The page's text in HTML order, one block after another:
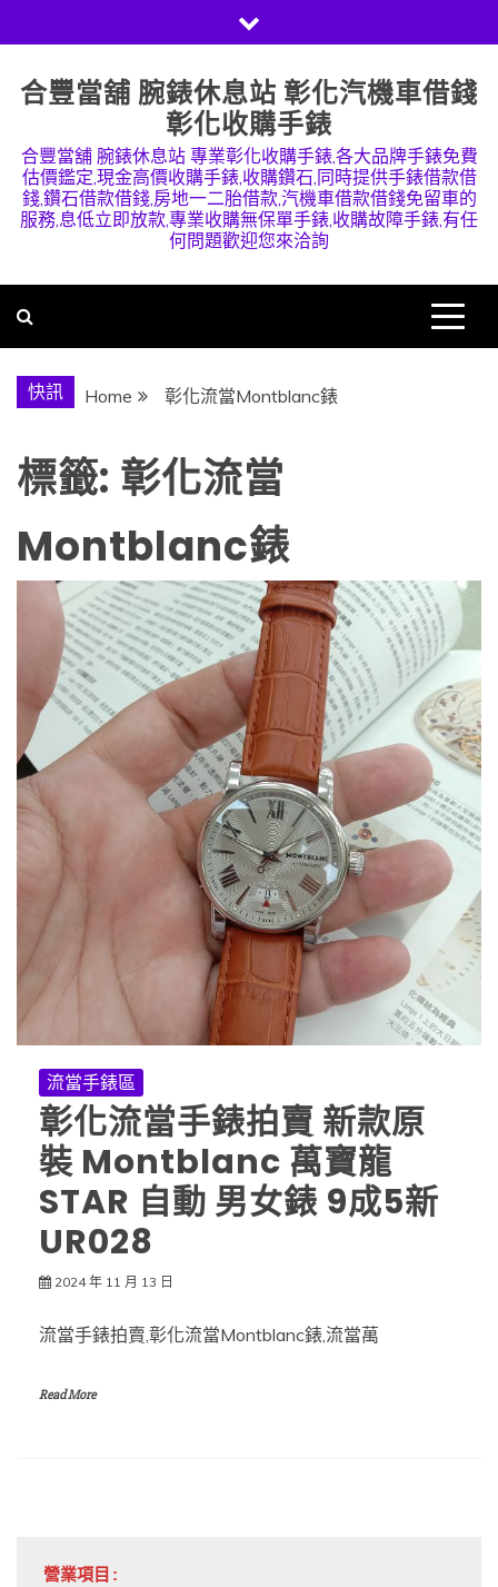
to
content
合豐當舖 腕錶休息站 彰化汽機車借錢
彰化收購手錶
合豐當舖 腕錶休息站 專業彰化收購手錶,各大品牌手錶免費
估價鑑定,現金高價收購手錶,收購鑽石,同時提供手錶借款借
錢,鑽石借款借錢,房地一二胎借款,汽機車借款借錢免留車的
服務,息低立即放款,專業收購無保單手錶,收購故障手錶,有任
何問題歡迎您來洽詢
快訊 Home 彰化流當Montblanc錶
標籤: 彰化流當
Montblanc錶
流當手錶區
彰化流當手錶拍賣 新款原
裝 Montblanc 萬寶龍
STAR 自動 男女錶 9成5新
UR028
2024 年 11 月 13 日
流當手錶拍賣,彰化流當Montblanc錶,流當萬
Read More
營業項目: